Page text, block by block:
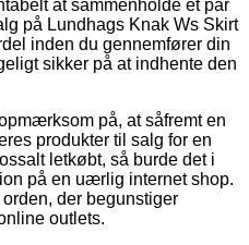
at sammenholde et par
på Lundhags Knak Ws Skirt
inden du gennemfører din
sikker på at indhente den
på, at såfremt en
produkter til salg for en
letkøbt, så burde det i
på en uærlig internet shop.
der begunstiger
outlets.